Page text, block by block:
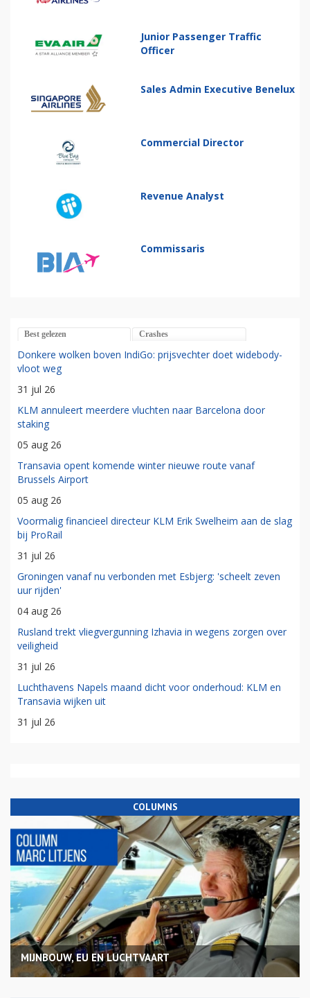
Junior Passenger Traffic
Officer
Sales Admin Executive Benelux
Commercial Director
Revenue Analyst
Commissaris
Best gelezen Crashes
Donkere wolken boven IndiGo: prijsvechter doet widebody-
vloot weg
31 jul 26
KLM annuleert meerdere vluchten naar Barcelona door
staking
05 aug 26
Transavia opent komende winter nieuwe route vanaf
Brussels Airport
05 aug 26
Voormalig financieel directeur KLM Erik Swelheim aan de slag
bij ProRail
31 jul 26
Groningen vanaf nu verbonden met Esbjerg: 'scheelt zeven
uur rijden'
04 aug 26
Rusland trekt vliegvergunning Izhavia in wegens zorgen over
veiligheid
31 jul 26
Luchthavens Napels maand dicht voor onderhoud: KLM en
Transavia wijken uit
31 jul 26
COLUMNS
MIJNBOUW, EU EN LUCHTVAART